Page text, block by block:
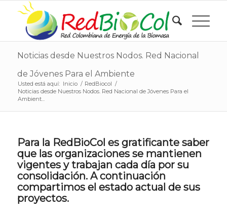
Noticias desde Nuestros Nodos. Red Nacional
de Jóvenes Para el Ambiente
Usted está aquí: Inicio / RedBiocol /
Noticias desde Nuestros Nodos. Red Nacional de Jóvenes Para el
Ambient...
Para la RedBioCol es gratificante saber
que las organizaciones se mantienen
vigentes y trabajan cada día por su
consolidación. A continuación
compartimos el estado actual de sus
proyectos.